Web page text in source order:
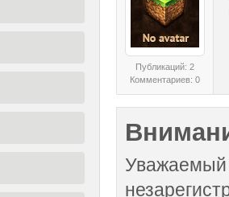
Публикаций: 2
Комментариев: 0
Уважаемый